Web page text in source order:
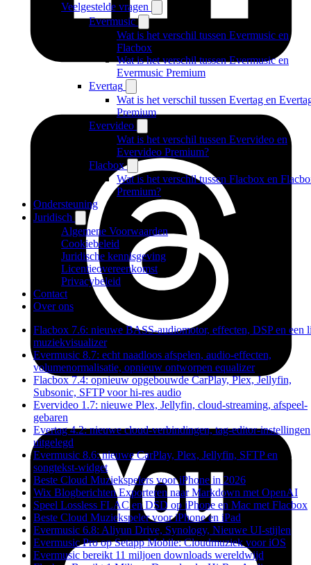
Veelgestelde vragen
Evermusic
Wat is het verschil tussen Evermusic en
Flacbox
Wat is het verschil tussen Evermusic en
Evermusic Premium
Evertag
Wat is het verschil tussen Evertag en
Premium
Evervideo
Wat is het verschil tussen Evervideo en
Evervideo Premium?
Flacbox
Wat is het verschil tussen Flacbox en
Premium?
Ondersteuning
Juridisch
Algemene Voorwaarden
Cookiebeleid
Juridische kennisgeving
Licentieovereenkomst
Privacybeleid
Contact
Over ons
Flacbox 7.6: nieuwe BASS-audiomotor, effecten, DSP en een
muziekvisualizer
Evermusic 8.7: echt naadloos afspelen, audio-effecten,
volumenormalisatie, opnieuw ontworpen equalizer
Flacbox 7.4: opnieuw opgebouwde CarPlay, Plex, Jellyfin,
Subsonic, SFTP voor hi-res audio
Evervideo 1.7: nieuwe Plex, Jellyfin, cloud-streaming, afspeel-
gebaren
Evertag 4.2: nieuwe cloud-verbindingen, tag-editor-instellingen
uitgelegd
Evermusic 8.6: nieuwe CarPlay, Plex, Jellyfin, SFTP en
songtekst-widget
Beste Cloud Muziekspelers voor iPhone in 2026
Wix Blogberichten Exporteren naar Markdown met OpenAI
Speel Lossless FLAC en DSD op iPhone en Mac met Flacbox
Beste Cloud Muziekspeler voor iPhone en iPad
Evermusic 6.8: Aliyun Drive, Synology, Nieuwe UI-stijlen
Evermusic Pro op Setapp Mobile: Cloudmuziek voor iOS
Evermusic bereikt 11 miljoen downloads wereldwijd